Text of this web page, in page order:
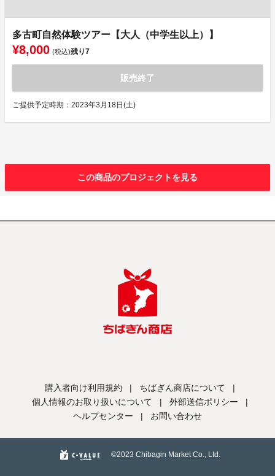
多古町自然体験ツアー【大人（中学生以上）】
¥8,000 (税込)残り7
販売終了
ご提供予定時期：2023年3月18日(土)
この商品のプロジェクトを見る
購入者向け利用規約 | ちばぎん商店について
|
個人情報のお取り扱いについて
| 外部送信ポリシー
|
ヘルプセンター
| お問い合わせ
©️2023 Chibagin Market Co., Ltd.